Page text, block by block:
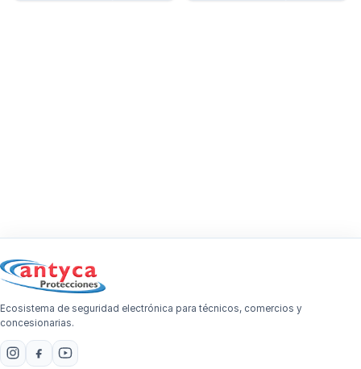
Ecosistema de seguridad electrónica para técnicos, comercios y
concesionarias.